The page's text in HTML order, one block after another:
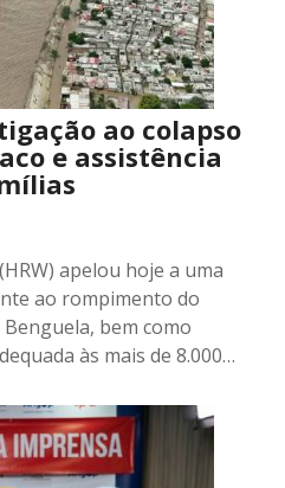
ao colapso
e assistência
apelou hoje a uma
ao rompimento do
bem como
às mais de 8.000…